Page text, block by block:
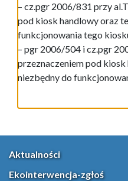
– cz.pgr 2006/831 przy
pod kiosk handlowy oraz
funkcjonowania tego
– pgr 2006/504 i cz.pgr
przeznaczeniem pod
niezbędny do
Aktualności
Ekointerwencja-zgłoś